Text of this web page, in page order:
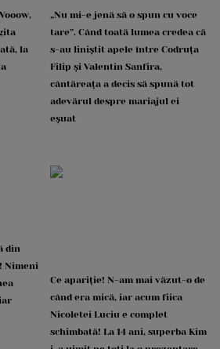
la
„Nu mi-e jenă să o spun cu voce
tare”. Când toată lumea credea că
s-au liniștit apele între Codruța
Filip și Valentin Sanfira,
cântăreața a decis să spună tot
adevărul despre mariajul ei
eșuat
din
Nimeni
Ce apariție! N-am mai văzut-o de
când era mică, iar acum fiica
Nicoletei Luciu e complet
schimbată! La 14 ani, superba Kim